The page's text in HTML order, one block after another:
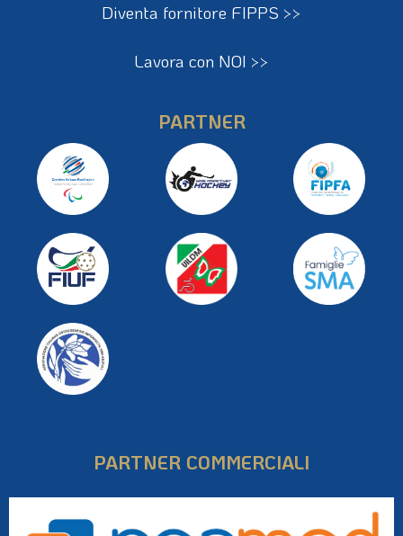
Diventa fornitore FIPPS >>
Lavora con NOI >>
PARTNER
PARTNER COMMERCIALI